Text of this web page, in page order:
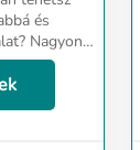
és
Nagyon
polccal, ami